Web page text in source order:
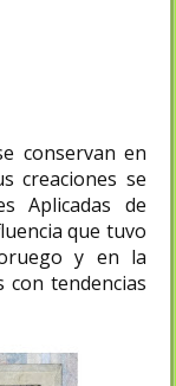
conservan en
creaciones se
Aplicadas de
que tuvo
y en la
con tendencias